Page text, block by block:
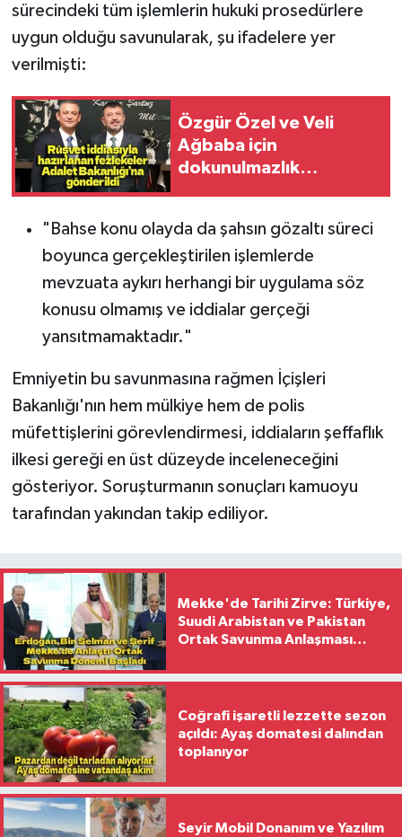
sürecindeki tüm işlemlerin hukuki prosedürlere
uygun olduğu savunularak, şu ifadelere yer
verilmişti:
Özgür Özel ve Veli
Ağbaba için
dokunulmazlık
"Bahse konu olayda da şahsın gözaltı süreci
boyunca gerçekleştirilen işlemlerde
mevzuata aykırı herhangi bir uygulama söz
konusu olmamış ve iddialar gerçeği
yansıtmamaktadır."
Emniyetin bu savunmasına rağmen İçişleri
Bakanlığı'nın hem mülkiye hem de polis
müfettişlerini görevlendirmesi, iddiaların şeffaflık
ilkesi gereği en üst düzeyde inceleneceğini
gösteriyor. Soruşturmanın sonuçları kamuoyu
tarafından yakından takip ediliyor.
Mekke'de Tarihi Zirve: Türkiye,
Suudi Arabistan ve Pakistan
Ortak Savunma Anlaşması
Coğrafi işaretli lezzette sezon
açıldı: Ayaş domatesi dalından
toplanıyor
Seyir Mobil Donanım ve Yazılım